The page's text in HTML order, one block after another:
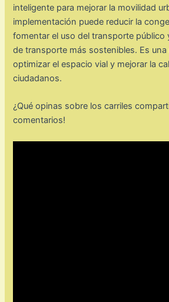
inteligente para mejorar la movilidad
implementación puede reducir la
fomentar el uso del transporte público
de transporte más sostenibles. Es
optimizar el espacio vial y mejorar la
ciudadanos.
¿Qué opinas sobre los carriles
comentarios!